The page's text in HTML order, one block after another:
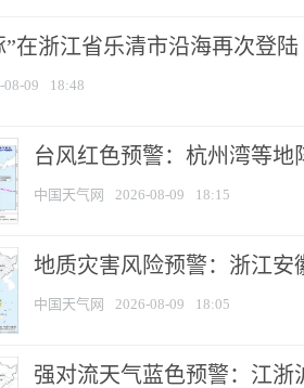
”在浙江省乐清市沿海再次登陆
08-09 18:48
台风红色预警：杭州湾等地
中国天气网 2026-08-09 18:15
地质灾害风险预警：浙江安
中国天气网 2026-08-09 18:05
强对流天气蓝色预警：江浙